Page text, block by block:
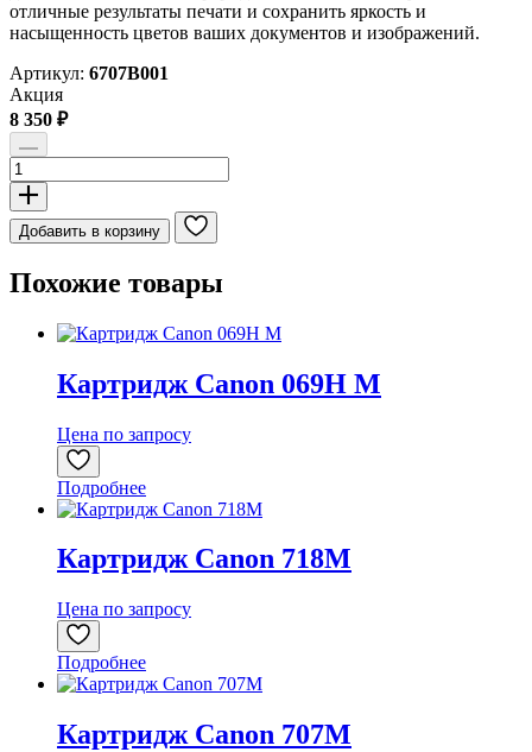
отличные результаты печати и сохранить яркость и
насыщенность цветов ваших документов и изображений.
Артикул: 6707B001
Акция
8 350 ₽
Количество
товара
Картридж
Canon
107M
Добавить в корзину
Похожие товары
Картридж Canon 069H M
Цена по запросу
Подробнее
Картридж Canon 718M
Цена по запросу
Подробнее
Картридж Canon 707M